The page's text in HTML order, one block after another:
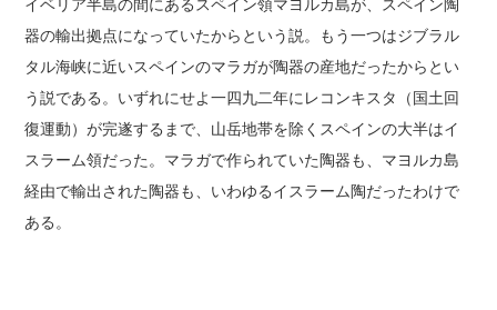
イベリア半島の間にあるスペイン領マヨルカ島が、スペイン陶
器の輸出拠点になっていたからという説。もう一つはジブラル
タル海峡に近いスペインのマラガが陶器の産地だったからとい
う説である。いずれにせよ一四九二年にレコンキスタ（国土回
復運動）が完遂するまで、山岳地帯を除くスペインの大半はイ
スラーム領だった。マラガで作られていた陶器も、マヨルカ島
経由で輸出された陶器も、いわゆるイスラーム陶だったわけで
ある。